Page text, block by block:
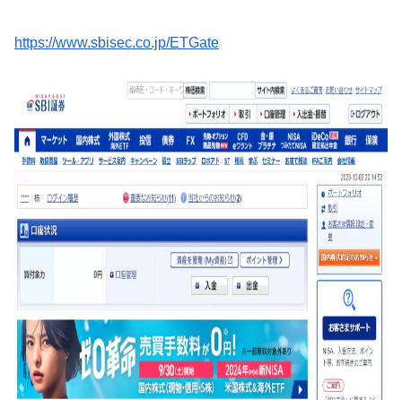
https://www.sbisec.co.jp/ETGate